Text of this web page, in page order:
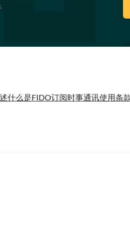
.
什么是FIDO订阅时事通讯使用条